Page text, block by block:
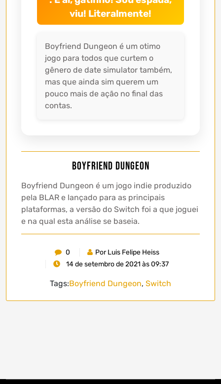
viu! Literalmente!
Boyfriend Dungeon é um otimo
jogo para todos que curtem o
gênero de date simulator também,
mas que ainda sim querem um
pouco mais de ação no final das
contas.
Boyfriend Dungeon
Boyfriend Dungeon é um jogo indie produzido
pela BLAR e lançado para as principais
plataformas, a versão do Switch foi a que joguei
e na qual esta análise se baseia.
0
Por Luis Felipe Heiss
14 de setembro de 2021 às 09:37
Tags:Boyfriend Dungeon, Switch